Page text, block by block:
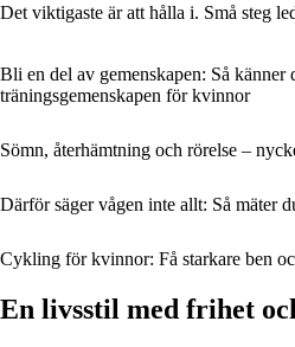
Det viktigaste är att hålla i. Små steg
Bli en del av gemenskapen: Så känner
träningsgemenskapen för kvinnor
Sömn, återhämtning och rörelse –
Därför säger vågen inte allt: Så mäter
Cykling för kvinnor: Få starkare ben
En livsstil med frihet